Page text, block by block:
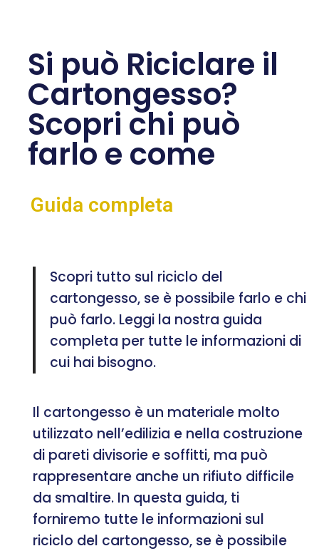
Si può Riciclare il
Cartongesso?
Scopri chi può
farlo e come
Guida completa
Scopri tutto sul riciclo del
cartongesso, se è possibile farlo e chi
può farlo. Leggi la nostra guida
completa per tutte le informazioni di
cui hai bisogno.
Il cartongesso è un materiale molto
utilizzato nell’edilizia e nella costruzione
di pareti divisorie e soffitti, ma può
rappresentare anche un rifiuto difficile
da smaltire. In questa guida, ti
forniremo tutte le informazioni sul
riciclo del cartongesso, se è possibile